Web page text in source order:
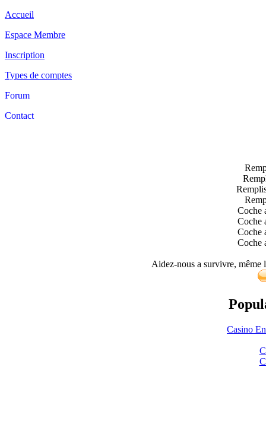
Accueil
Espace Membre
Inscription
Types de comptes
Forum
Contact
Coche
Coche
Coche
Coche
Aidez-nous a survivre, même
Casino